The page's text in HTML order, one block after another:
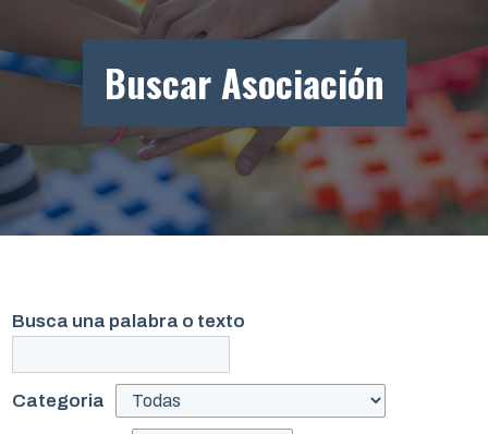
Buscar Asociación
Busca una palabra o texto
Categoria